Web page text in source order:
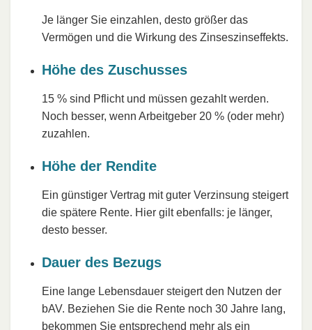
Je länger Sie einzahlen, desto größer das
Vermögen und die Wirkung des Zinseszinseffekts.
Höhe des Zuschusses
15 % sind Pflicht und müssen gezahlt werden.
Noch besser, wenn Arbeitgeber 20 % (oder mehr)
zuzahlen.
Höhe der Rendite
Ein günstiger Vertrag mit guter Verzinsung steigert
die spätere Rente. Hier gilt ebenfalls: je länger,
desto besser.
Dauer des Bezugs
Eine lange Lebensdauer steigert den Nutzen der
bAV. Beziehen Sie die Rente noch 30 Jahre lang,
bekommen Sie entsprechend mehr als ein